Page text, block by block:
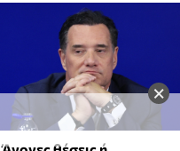
×